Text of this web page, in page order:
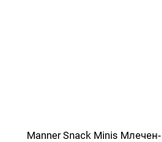
Manner Snack Minis Млечен-